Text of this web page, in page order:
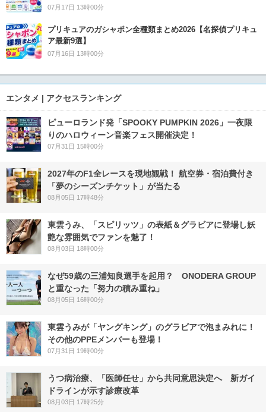
07月17日 13時00分
プリキュアのガシャポン全種類まとめ2026【名探偵プリキュ
ア最新9選】
07月16日 13時00分
エンタメ | アクセスランキング
ピューロランド発「SPOOKY PUMPKIN 2026」一夜限
りのハロウィーン音楽フェス開催決定！
07月31日 15時00分
2027年のF1全レースを現地観戦！ 航空券・宿泊費付き
「夢のシーズンチケット」が当たる
08月05日 17時48分
東雲うみ、「スピリッツ」の表紙＆グラビアに登場し妖
艶な雰囲気でファンを魅了！
08月03日 18時00分
なぜ59歳の三浦知良選手を起用？ ONODERA GROUP
と重なった「努力の積み重ね」
08月05日 16時00分
東雲うみが「ヤングキング」のグラビアで泡まみれに！
その他のPPEメンバーも登場！
07月31日 19時00分
うつ病治療、「医師任せ」から共同意思決定へ 新ガイ
ドラインが示す診療改革
08月03日 17時25分